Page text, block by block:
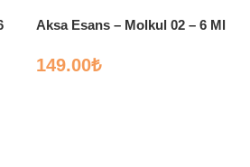
Aksa Esans – Molkul 02 – 6 Ml
149.00₺